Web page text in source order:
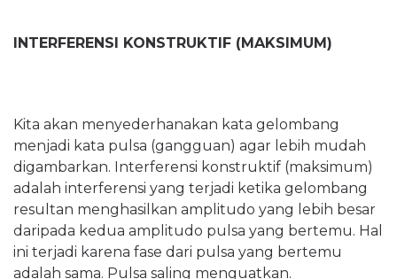
INTERFERENSI KONSTRUKTIF (MAKSIMUM)
Kita akan menyederhanakan kata gelombang
menjadi kata pulsa (gangguan) agar lebih mudah
digambarkan. Interferensi konstruktif (maksimum)
adalah interferensi yang terjadi ketika gelombang
resultan menghasilkan amplitudo yang lebih besar
daripada kedua amplitudo pulsa yang bertemu. Hal
ini terjadi karena fase dari pulsa yang bertemu
adalah sama. Pulsa saling menguatkan.